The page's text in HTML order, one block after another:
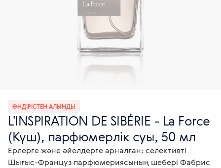
ӨНДІРІСТЕН АЛЫНДЫ
L'INSPIRATION DE SIBÉRIE - La Force
(Күш), парфюмерлік суы, 50 мл
Ерлерге және әйелдерге арналған: селективті
Шығыс-Француз парфюмериясының шебері Фабрис